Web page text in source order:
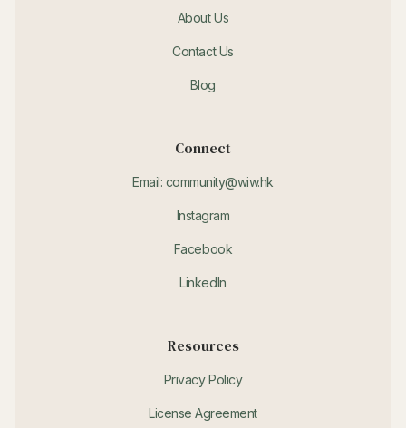
About Us
Contact Us
Blog
Connect
Email: community@wiw.hk
Instagram
Facebook
LinkedIn
Resources
Privacy Policy
License Agreement